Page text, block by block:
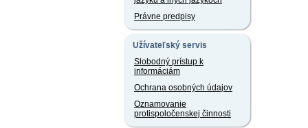
Právne predpisy
Užívateľský servis
Slobodný prístup k
informáciám
Ochrana osobných údajov
Oznamovanie
protispoločenskej činnosti